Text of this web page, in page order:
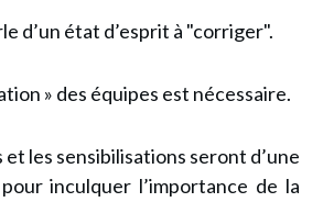
d’un état d’esprit à "corriger".
» des équipes est nécessaire.
les sensibilisations seront d’une
inculquer l’importance de la